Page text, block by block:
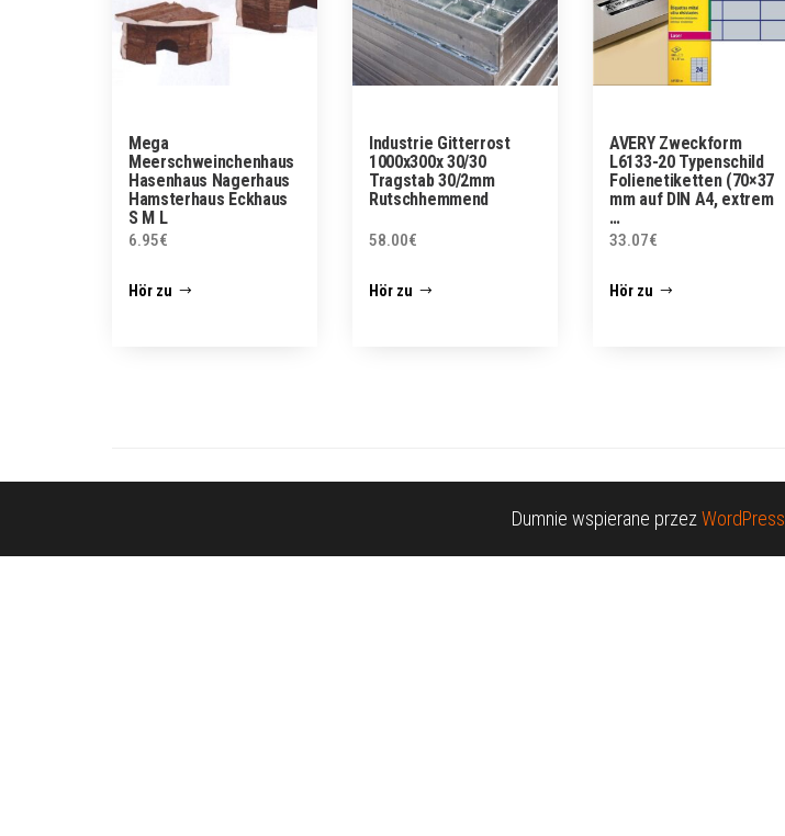
Mega
Meerschweinchenhaus
Hasenhaus Nagerhaus
Hamsterhaus Eckhaus
S M L
6.95€
Hör zu
Industrie Gitterrost
1000x300x 30/30
Tragstab 30/2mm
Rutschhemmend
58.00€
Hör zu
AVERY Zweckform
L6133-20 Typenschild
Folienetiketten (70×37
mm auf DIN A4, extrem
…
33.07€
Hör zu
Dumnie wspierane przez WordPress